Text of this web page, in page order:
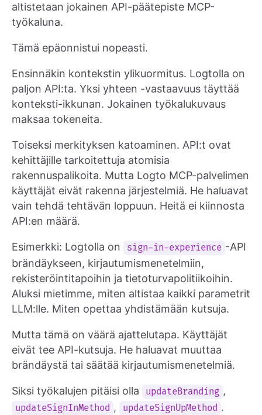
altistetaan jokainen API-päätepiste MCP-
työkaluna.
Tämä epäonnistui nopeasti.
Ensinnäkin kontekstin ylikuormitus. Logtolla on
paljon API:ta. Yksi yhteen -vastaavuus täyttää
konteksti-ikkunan. Jokainen työkalukuvaus
maksaa tokeneita.
Toiseksi merkityksen katoaminen. API:t ovat
kehittäjille tarkoitettuja atomisia
rakennuspalikoita. Mutta Logto MCP-palvelimen
käyttäjät eivät rakenna järjestelmiä. He haluavat
vain tehdä tehtävän loppuun. Heitä ei kiinnosta
API:en määrä.
Esimerkki: Logtolla on sign-in-experience -API
brändäykseen, kirjautumismenetelmiin,
rekisteröintitapoihin ja tietoturvapolitiikoihin.
Aluksi mietimme, miten altistaa kaikki parametrit
LLM:lle. Miten opettaa yhdistämään kutsuja.
Mutta tämä on väärä ajattelutapa. Käyttäjät
eivät tee API-kutsuja. He haluavat muuttaa
brändäystä tai säätää kirjautumismenetelmiä.
Siksi työkalujen pitäisi olla updateBranding ,
updateSignInMethod , updateSignUpMethod .